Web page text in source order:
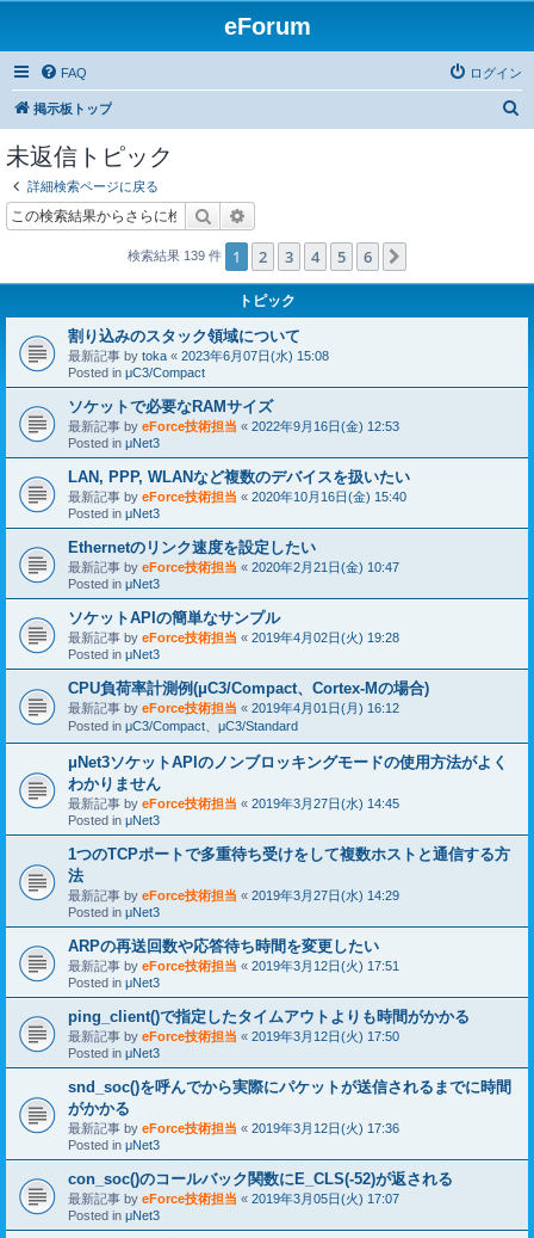
eForum
FAQ ログイン
掲示板トップ
未返信トピック
詳細検索ページに戻る
検索
検索結果 139 件 1 2 3 4 5 6
トピック
割り込みのスタック領域について
最新記事 by toka « 2023年6月07日(水) 15:08
Posted in μC3/Compact
ソケットで必要なRAMサイズ
最新記事 by eForce技術担当 « 2022年9月16日(金) 12:53
Posted in μNet3
LAN, PPP, WLANなど複数のデバイスを扱いたい
最新記事 by eForce技術担当 « 2020年10月16日(金) 15:40
Posted in μNet3
Ethernetのリンク速度を設定したい
最新記事 by eForce技術担当 « 2020年2月21日(金) 10:47
Posted in μNet3
ソケットAPIの簡単なサンプル
最新記事 by eForce技術担当 « 2019年4月02日(火) 19:28
Posted in μNet3
CPU負荷率計測例(μC3/Compact、Cortex-Mの場合)
最新記事 by eForce技術担当 « 2019年4月01日(月) 16:12
Posted in μC3/Compact、μC3/Standard
μNet3ソケットAPIのノンブロッキングモードの使用方法がよく
わかりません
最新記事 by eForce技術担当 « 2019年3月27日(水) 14:45
Posted in μNet3
1つのTCPポートで多重待ち受けをして複数ホストと通信する方
法
最新記事 by eForce技術担当 « 2019年3月27日(水) 14:29
Posted in μNet3
ARPの再送回数や応答待ち時間を変更したい
最新記事 by eForce技術担当 « 2019年3月12日(火) 17:51
Posted in μNet3
ping_client()で指定したタイムアウトよりも時間がかかる
最新記事 by eForce技術担当 « 2019年3月12日(火) 17:50
Posted in μNet3
snd_soc()を呼んでから実際にパケットが送信されるまでに時間
がかかる
最新記事 by eForce技術担当 « 2019年3月12日(火) 17:36
Posted in μNet3
con_soc()のコールバック関数にE_CLS(-52)が返される
最新記事 by eForce技術担当 « 2019年3月05日(火) 17:07
Posted in μNet3